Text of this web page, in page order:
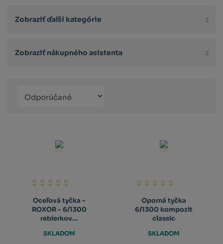
Zobraziť ďalší kategórie
Zobraziť nákupného asistenta
produktů
Oceľová tyčka -
ROXOR - 6/1300
rebierkov...
SKLADOM
Oporná tyčka
6/1300 kompozit
classic
SKLADOM